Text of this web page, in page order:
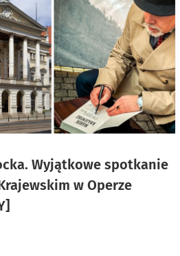
Wyjątkowe spotkanie
w Operze